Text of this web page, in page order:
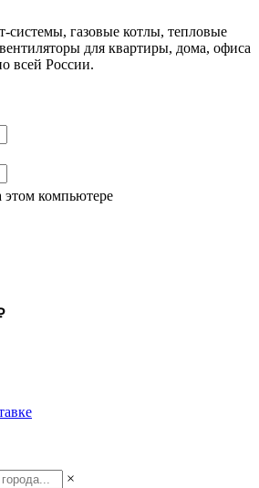
газовые котлы, тепловые
для квартиры, дома, офиса
всей России.
этом компьютере
×